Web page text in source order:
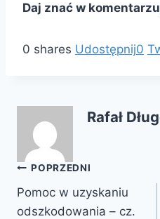
Daj znać w
0 shares Udostępnij0
Rafał
Nawigacja
wpisu
POPRZEDNI
Pomoc w uzyskaniu
odszkodowania – cz.